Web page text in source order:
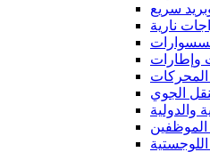
سريع
نارية
وإطارات
المحركات
الجوي
والدولية
الموظفين